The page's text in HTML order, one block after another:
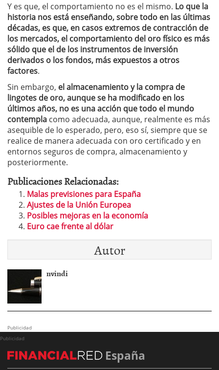
Y es que, el comportamiento no es el mismo. Lo que la
historia nos está enseñando, sobre todo en las últimas
décadas, es que, en casos extremos de contracción de
los mercados, el comportamiento del oro físico es más
sólido que el de los instrumentos de inversión
derivados o los fondos, más expuestos a otros
factores.
Sin embargo, el almacenamiento y la compra de
lingotes de oro, aunque se ha modificado en los
últimos años, no es una acción que todo el mundo
contempla como adecuada, aunque, realmente es más
asequible de lo esperado, pero, eso sí, siempre que se
realice de manera adecuada con oro certificado y en
entornos seguros de compra, almacenamiento y
posteriormente.
Publicaciones Relacionadas:
Malas previsiones para España
Ajustes de la Unión Europea
Posibles mejoras en la economía
Euro cae frente al dólar
Autor
nvindi
Publicidad
Publicidad
España